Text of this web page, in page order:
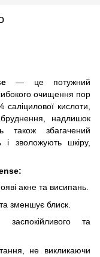
— це потужний
очищення пор
кислоти,
надлишок
також збагачений
і зволожують шкіру,
акне та висипань.
зменшує блиск.
та
не викликаючи